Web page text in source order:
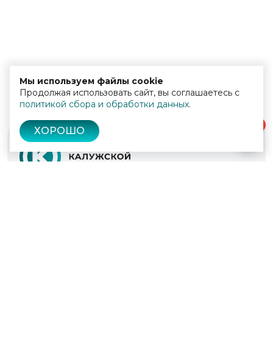
Мы используем файлы cookie
Продолжая использовать сайт, вы соглашаетесь с
политикой сбора и обработки данных.
ХОРОШО